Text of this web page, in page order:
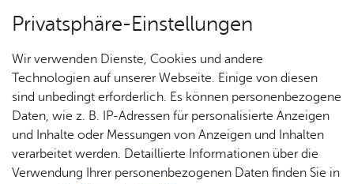
Über­sicht Bür­ger & Stadt
Pla­nen, Bauen & Um­welt
Nachrichten
Privatsphäre-Einstellungen
Wir verwenden Dienste, Cookies und andere
Technologien auf unserer Webseite. Einige von diesen
sind unbedingt erforderlich. Es können personenbezogene
Daten, wie z. B. IP-Adressen für personalisierte Anzeigen
und Inhalte oder Messungen von Anzeigen und Inhalten
verarbeitet werden. Detaillierte Informationen über die
Verwendung Ihrer personenbezogenen Daten finden Sie in